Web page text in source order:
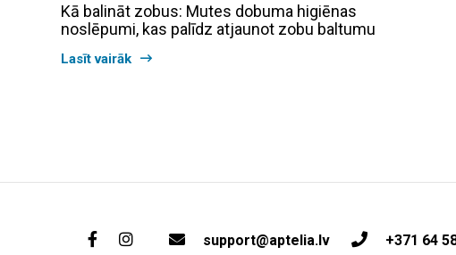
Kā balināt zobus: Mutes dobuma higiēnas
noslēpumi, kas palīdz atjaunot zobu baltumu
Lasīt vairāk
support@aptelia.lv +371 64